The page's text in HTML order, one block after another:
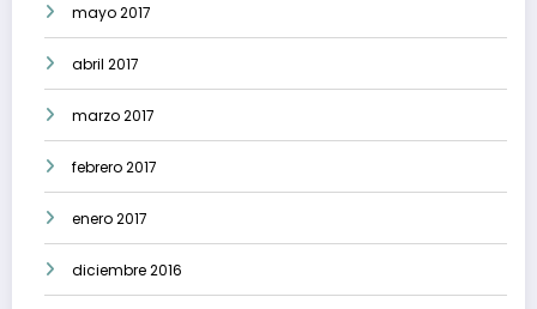
mayo 2017
abril 2017
marzo 2017
febrero 2017
enero 2017
diciembre 2016